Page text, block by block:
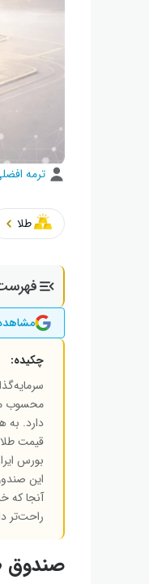
ترمه
طلا
چکیده:
محسوب
دارد. به
قیمت
بورس
این
آنجا که
راحت‌تر
صندوق